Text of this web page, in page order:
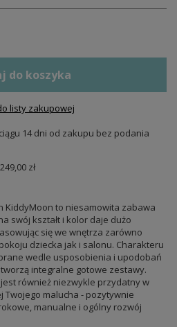
do koszyka
listy zakupowej
14dni od zakupu bez podania
249,00 zł
KiddyMoon to niesamowita zabawa
swój kształt i kolor daje dużo
się we wnętrza zarówno
dziecka jak i salonu. Charakteru
wedle usposobienia i upodobań
integralne gotowe zestawy.
również niezwykle przydatny w
malucha - pozytywnie
manualne i ogólny rozwój